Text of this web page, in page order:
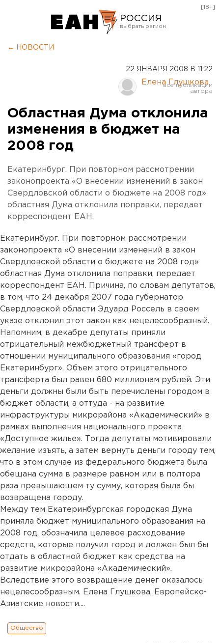
РОССИЯ
Курган
Оренбург
[18+]
← НОВОСТИ
22 ЯНВАРЯ 2008 В 11:22
Елена Глушкова
Областная Дума отклонила
изменения в бюджет на
2008 год
Екатеринбург. При повторном рассмотрении
законопроекта «О внесении изменений в закон
Свердловской области о бюджете на 2008 год»
областная Дума отклонила поправки, передает
корреспондент ЕАН.
Екатеринбург. При повторном рассмотрении
законопроекта «О внесении изменений в закон
Свердловской области о бюджете на 2008 год»
областная Дума отклонила поправки, передает
корреспондент ЕАН. Причина, по словам депутатов,
в том, что 24 декабря 2007 года губернатор
Свердловской области Эдуард Россель в своем
указе отклонил этот закон как нецелесообразный.
Напомним, в декабре депутаты приняли
отрицательный межбюджетный трансферт в
отношении муниципального образования «город
Екатеринбург». Объем этого отрицательного
трансферта был равен 680 миллионам рублей. Эти
деньги должны были быть перечислены городом в
бюджет области, а оттуда - на развитие
инфраструктуры микрорайона «Академический» в
рамках выполнения национального проекта
«Доступное жилье». Тогда депутаты мотивировали
желание изъять, а затем вернуть деньги городу тем,
что в этом случае из федерального бюджета была
обещана сумма в размере равном или в полтора
раза превышающем ту сумму, которая была бы
возвращена городу.
Между тем Екатеринбургская городская Дума
приняла бюджет муниципального образования на
2008 год, обозначила целевое расходование
средств, которые получил город и должен был бы
отдать в областной бюджет как средства на
развитие микрорайона «Академический».
Вследствие этого возвращение денег оказалось
нецелесообразным. Елена Глушкова, Европейско-
Азиатские новости....
Общество